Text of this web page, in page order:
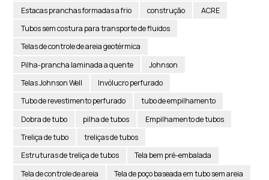
Estacas pranchas formadas a frio
construção
ACRE
Tubos sem costura para transporte de fluidos
Telas de controle de areia geotérmica
Pilha-prancha laminada a quente
Johnson
Telas Johnson Well
Invólucro perfurado
Tubo de revestimento perfurado
tubo de empilhamento
Dobra de tubo
pilha de tubos
Empilhamento de tubos
Treliça de tubo
treliças de tubos
Estruturas de treliça de tubos
Tela bem pré-embalada
Tela de controle de areia
Tela de poço baseada em tubo sem areia